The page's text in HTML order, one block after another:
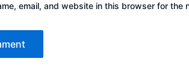
email, and website in this browser for the